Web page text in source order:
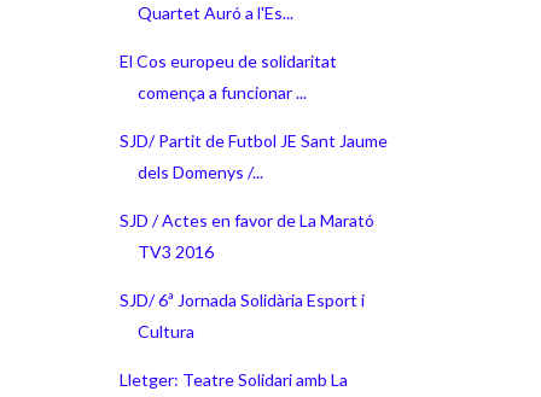
Quartet Auró a l'Es...
El Cos europeu de solidaritat
comença a funcionar ...
SJD/ Partit de Futbol JE Sant Jaume
dels Domenys /...
SJD / Actes en favor de La Marató
TV3 2016
SJD/ 6ª Jornada Solidària Esport i
Cultura
Lletger: Teatre Solidari amb La